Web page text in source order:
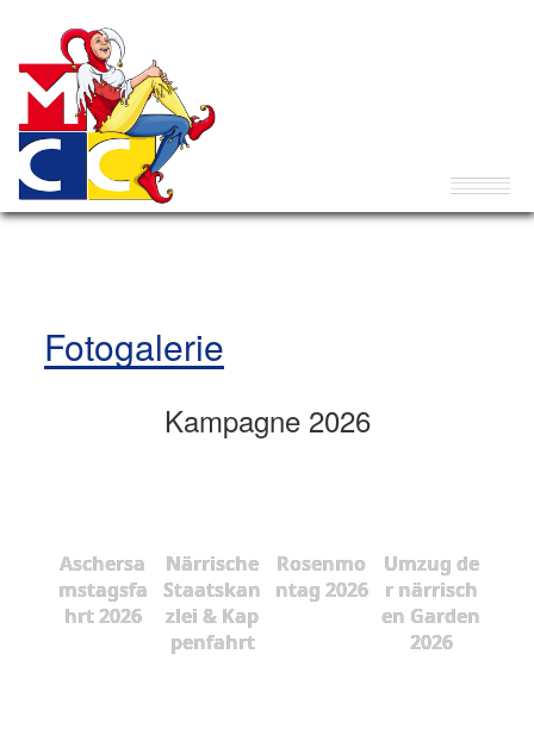
Fotogalerie
Kampagne 2026
Aschersa
mstagsfa
hrt 2026
Närrische
Staatskan
zlei & Kap
penfahrt
Rosenmo
ntag 2026
Umzug de
r närrisch
en Garden
2026